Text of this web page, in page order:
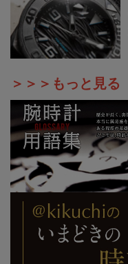
＞＞＞もっと見る